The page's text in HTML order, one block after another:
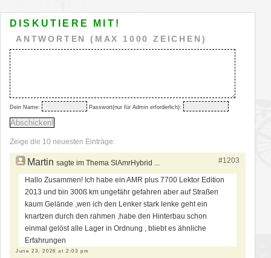
DISKUTIERE MIT!
ANTWORTEN (MAX 1000 ZEICHEN)
Dein Name: Passwort(nur für Admin erforderlich):
Zeige die 10 neuesten Einträge:
Martin sagte im Thema SlAmrHybrid ... #1203
Hallo Zusammen! Ich habe ein AMR plus 7700 Lektor Edition
2013 und bin 300ß km ungefähr gefahren aber auf Straßen
kaum Gelände ,wen ich den Lenker stark lenke geht ein
knartzen durch den rahmen ,habe den Hinterbau schon
einmal gelöst alle Lager in Ordnung , bliebt es ähnliche
Erfahrungen
June 23, 2026 at 2:03 pm